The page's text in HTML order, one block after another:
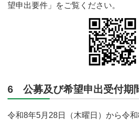
望申出要件」をご覧ください。
6 公募及び希望申出受付期
令和8年5月28日（木曜日）から令